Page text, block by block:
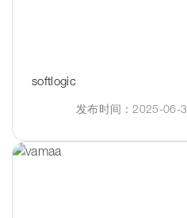
softlogic
发布时间：2025-06-